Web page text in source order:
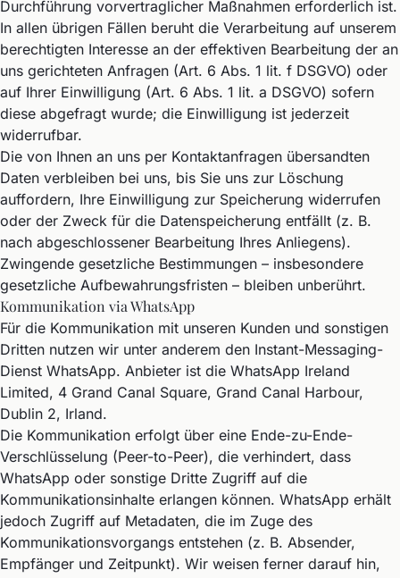
Durchführung vorvertraglicher Maßnahmen erforderlich ist.
In allen übrigen Fällen beruht die Verarbeitung auf unserem
berechtigten Interesse an der effektiven Bearbeitung der an
uns gerichteten Anfragen (Art. 6 Abs. 1 lit. f DSGVO) oder
auf Ihrer Einwilligung (Art. 6 Abs. 1 lit. a DSGVO) sofern
diese abgefragt wurde; die Einwilligung ist jederzeit
widerrufbar.
Die von Ihnen an uns per Kontaktanfragen übersandten
Daten verbleiben bei uns, bis Sie uns zur Löschung
auffordern, Ihre Einwilligung zur Speicherung widerrufen
oder der Zweck für die Datenspeicherung entfällt (z. B.
nach abgeschlossener Bearbeitung Ihres Anliegens).
Zwingende gesetzliche Bestimmungen – insbesondere
gesetzliche Aufbewahrungsfristen – bleiben unberührt.
Kommunikation via WhatsApp
Für die Kommunikation mit unseren Kunden und sonstigen
Dritten nutzen wir unter anderem den Instant-Messaging-
Dienst WhatsApp. Anbieter ist die WhatsApp Ireland
Limited, 4 Grand Canal Square, Grand Canal Harbour,
Dublin 2, Irland.
Die Kommunikation erfolgt über eine Ende-zu-Ende-
Verschlüsselung (Peer-to-Peer), die verhindert, dass
WhatsApp oder sonstige Dritte Zugriff auf die
Kommunikationsinhalte erlangen können. WhatsApp erhält
jedoch Zugriff auf Metadaten, die im Zuge des
Kommunikationsvorgangs entstehen (z. B. Absender,
Empfänger und Zeitpunkt). Wir weisen ferner darauf hin,